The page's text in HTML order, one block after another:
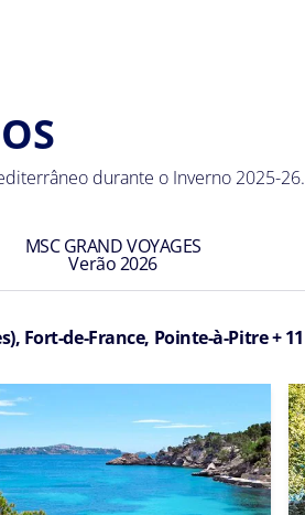
durante o Inverno 2025-26.
MSC GRAND VOYAGES
Verão 2026
Fort-de-France, Pointe-à-Pitre + 11